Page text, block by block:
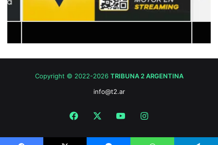
Copyright © 2022-2026 TRIBUNA 2 ARGENTINA
info@t2.ar
Facebook YouTubeInstagram